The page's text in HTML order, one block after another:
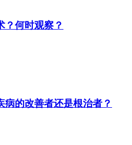
？何时观察？
病的改善者还是根治者？